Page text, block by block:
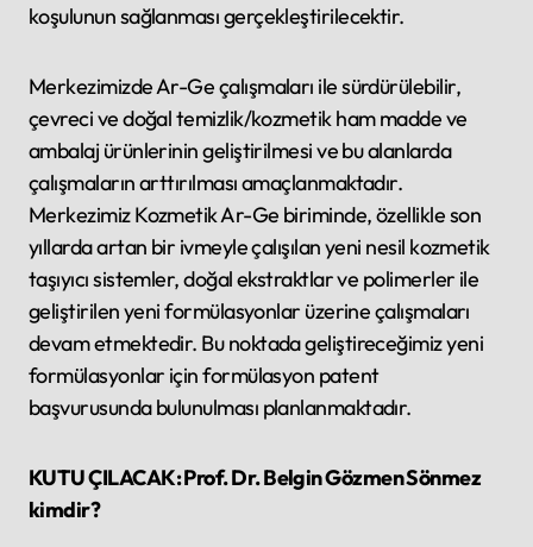
koşulunun sağlanması gerçekleştirilecektir.
Merkezimizde Ar-Ge çalışmaları ile sürdürülebilir,
çevreci ve doğal temizlik/kozmetik ham madde ve
ambalaj ürünlerinin geliştirilmesi ve bu alanlarda
çalışmaların arttırılması amaçlanmaktadır.
Merkezimiz Kozmetik Ar-Ge biriminde, özellikle son
yıllarda artan bir ivmeyle çalışılan yeni nesil kozmetik
taşıyıcı sistemler, doğal ekstraktlar ve polimerler ile
geliştirilen yeni formülasyonlar üzerine çalışmaları
devam etmektedir. Bu noktada geliştireceğimiz yeni
formülasyonlar için formülasyon patent
başvurusunda bulunulması planlanmaktadır.
KUTU ÇILACAK: Prof. Dr. Belgin Gözmen Sönmez
kimdir?